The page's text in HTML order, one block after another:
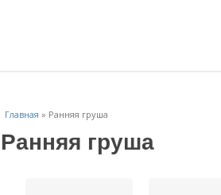
Главная » Ранняя груша
Ранняя груша